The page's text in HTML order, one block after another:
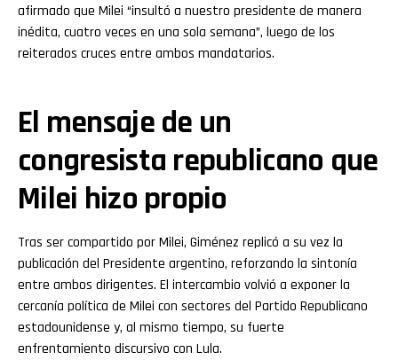
afirmado que Milei “insultó a nuestro presidente de manera
inédita, cuatro veces en una sola semana”, luego de los
reiterados cruces entre ambos mandatarios.
El mensaje de un
congresista republicano que
Milei hizo propio
Tras ser compartido por Milei, Giménez replicó a su vez la
publicación del Presidente argentino, reforzando la sintonía
entre ambos dirigentes. El intercambio volvió a exponer la
cercanía política de Milei con sectores del Partido Republicano
estadounidense y, al mismo tiempo, su fuerte
enfrentamiento discursivo con Lula.